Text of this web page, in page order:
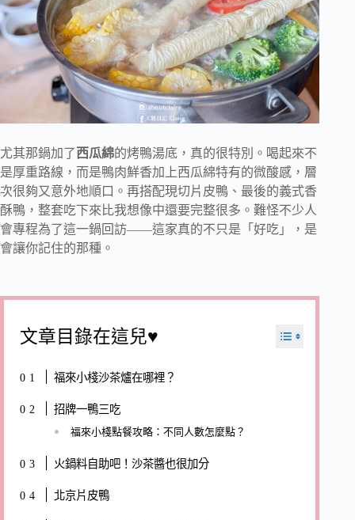
尤其那鍋加了 西瓜綿的烤鴨湯底，真的很特別。喝起來不
是厚重路線，而是鴨肉鮮香加上西瓜綿特有的微酸感，層
次很夠又意外地順口。再搭配現切片皮鴨、最後的義式香
酥鴨，整套吃下來比我想像中還要完整很多。難怪不少人
會專程為了這一鍋回訪——這家真的不只是「好吃」，是
會讓你記住的那種。
文章目錄在這兒♥
福來小棧沙茶爐在哪裡？
招牌一鴨三吃
福來小棧點餐攻略：不同人數怎麼點？
火鍋料自助吧！沙茶醬也很加分
北京片皮鴨